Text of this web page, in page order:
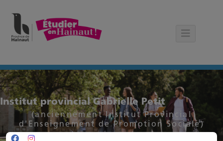
Institut provincial Gabrielle Petit
(anciennement Institut Provincial
d'Enseignement de Promotion Sociale)